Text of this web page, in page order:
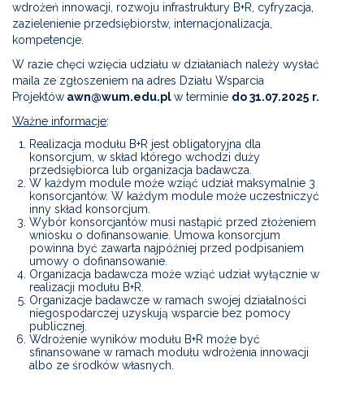
wdrożeń innowacji, rozwoju infrastruktury B+R, cyfryzacja,
zazielenienie przedsiębiorstw, internacjonalizacja,
kompetencje.
W razie chęci wzięcia udziału w działaniach należy wysłać
maila ze zgłoszeniem na adres Działu Wsparcia
Projektów awn@wum.edu.plw terminie do 31.07.2025 r.
Ważne informacje:
Realizacja modułu B+R jest obligatoryjna dla
konsorcjum, w skład którego wchodzi duży
przedsiębiorca lub organizacja badawcza.
W każdym module może wziąć udział maksymalnie 3
konsorcjantów. W każdym module może uczestniczyć
inny skład konsorcjum.
Wybór konsorcjantów musi nastąpić przed złożeniem
wniosku o dofinansowanie. Umowa konsorcjum
powinna być zawarta najpóźniej przed podpisaniem
umowy o dofinansowanie.
Organizacja badawcza może wziąć udział wyłącznie w
realizacji modułu B+R.
Organizacje badawcze w ramach swojej działalności
niegospodarczej uzyskują wsparcie bez pomocy
publicznej.
Wdrożenie wyników modułu B+R może być
sfinansowane w ramach modułu wdrożenia innowacji
albo ze środków własnych.